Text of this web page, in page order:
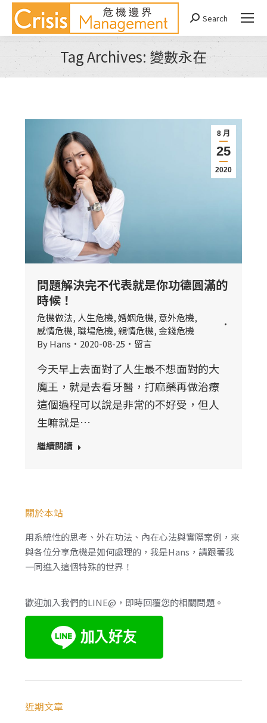
Search:
Search
Tag Archives: 變數永在
You are here:
8 月
25
2020
問題解決完不代表就是你功德圓滿的
時候！
危機做法, 人生危機,婚姻危機, 意外危機,
感情危機,職場危機,親情危機,金錢危機
ByHans 2020-08-25 留言
今天早上去面對了人生最不想面對的大
魔王，就是去看牙醫，打麻藥再做治療
這個過程可以說是非常的不好受，但人
生嘛就是…
繼續閱讀
關於本站
用系統性的思考、外在功法、內在心法與實際案例，來
與各位分享危機是如何處理的，我是Hans，請跟著我
一同進入這個特殊的世界！
歡迎加入我們的LINE@，即時回覆您的相關問題。
近期文章